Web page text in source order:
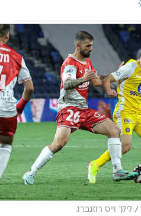
/ לילך וייס רוזנברג